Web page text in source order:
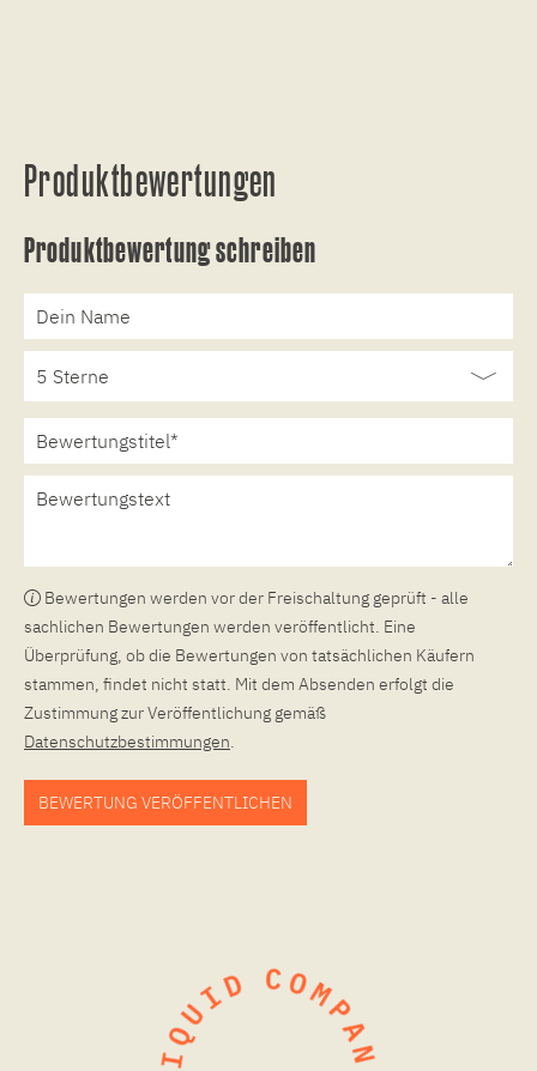
Produktbewertungen
Produktbewertung schreiben
Bewertungen werden vor der Freischaltung geprüft - alle
sachlichen Bewertungen werden veröffentlicht. Eine
Überprüfung, ob die Bewertungen von tatsächlichen Käufern
stammen, findet nicht statt. Mit dem Absenden erfolgt die
Zustimmung zur Veröffentlichung gemäß
Datenschutzbestimmungen.
BEWERTUNG VERÖFFENTLICHEN